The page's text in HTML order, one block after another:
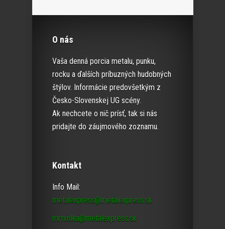
O nás
Vaša denná porcia metalu, punku,
rocku a ďalších príbuzných hudobných
štýlov. Informácie predovšetkým z
Česko-Slovenskej UG scény.
Ak nechcete o nič prísť, tak si nás
pridajte do záujmového zoznamu.
Kontakt
Info Mail:
metalexpress@metalexpress.sk
mrtvolka@metalexpress.sk